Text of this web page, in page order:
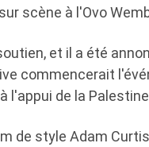
scène à l'Ovo
et il a été
commencerait
l'appui de la
de style Adam